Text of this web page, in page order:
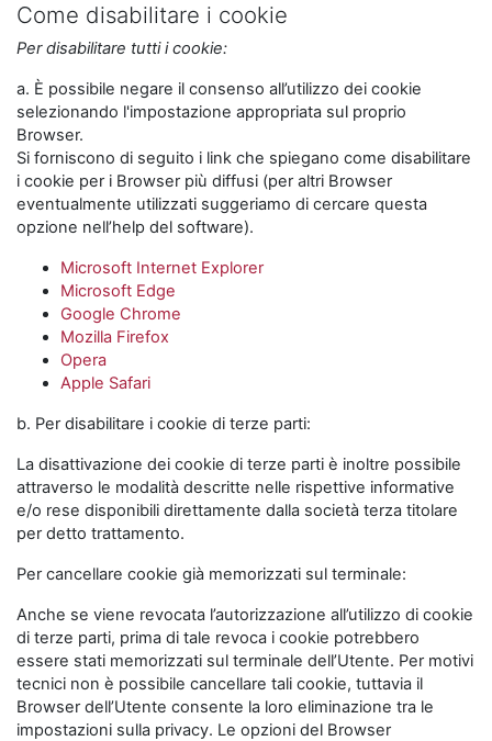
Come disabilitare i cookie
Per disabilitare tutti i cookie:
a. È possibile negare il consenso all’utilizzo dei cookie
selezionando l'impostazione appropriata sul proprio
Browser.
Si forniscono di seguito i link che spiegano come disabilitare
i cookie per i Browser più diffusi (per altri Browser
eventualmente utilizzati suggeriamo di cercare questa
opzione nell’help del software).
Microsoft Internet Explorer
Microsoft Edge
Google Chrome
Mozilla Firefox
Opera
Apple Safari
b. Per disabilitare i cookie di terze parti:
La disattivazione dei cookie di terze parti è inoltre possibile
attraverso le modalità descritte nelle rispettive informative
e/o rese disponibili direttamente dalla società terza titolare
per detto trattamento.
Per cancellare cookie già memorizzati sul terminale:
Anche se viene revocata l’autorizzazione all’utilizzo di cookie
di terze parti, prima di tale revoca i cookie potrebbero
essere stati memorizzati sul terminale dell’Utente. Per motivi
tecnici non è possibile cancellare tali cookie, tuttavia il
Browser dell’Utente consente la loro eliminazione tra le
impostazioni sulla privacy. Le opzioni del Browser